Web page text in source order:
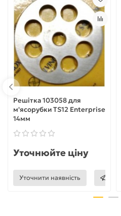
Решітка 103058 для
м'ясорубки TS12 Enterprise
14мм
Уточнюйте ціну
Уточнити наявність